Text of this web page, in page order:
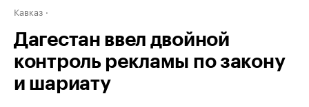
Кавказ
Дагестан ввел двойной
контроль рекламы по закону
и шариату